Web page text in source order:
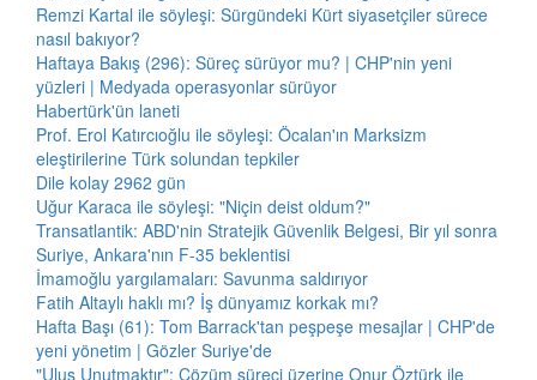
Remzi Kartal ile söyleşi: Sürgündeki Kürt siyasetçiler sürece
nasıl bakıyor?
Haftaya Bakış (296): Süreç sürüyor mu? | CHP'nin yeni
yüzleri | Medyada operasyonlar sürüyor
Habertürk'ün laneti
Prof. Erol Katırcıoğlu ile söyleşi: Öcalan'ın Marksizm
eleştirilerine Türk solundan tepkiler
Dile kolay 2962 gün
Uğur Karaca ile söyleşi: "Niçin deist oldum?"
Transatlantik: ABD'nin Stratejik Güvenlik Belgesi, Bir yıl sonra
Suriye, Ankara'nın F-35 beklentisi
İmamoğlu yargılamaları: Savunma saldırıyor
Fatih Altaylı haklı mı? İş dünyamız korkak mı?
Hafta Başı (61): Tom Barrack'tan peşpeşe mesajlar | CHP'de
yeni yönetim | Gözler Suriye'de
"Ulus Unutmaktır": Çözüm süreci üzerine Onur Öztürk ile